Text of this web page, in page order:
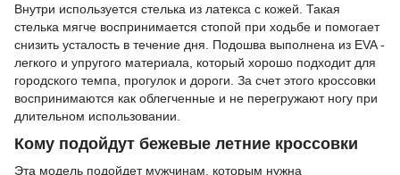
Внутри используется стелька из латекса с кожей. Такая
стелька мягче воспринимается стопой при ходьбе и помогает
снизить усталость в течение дня. Подошва выполнена из EVA -
легкого и упругого материала, который хорошо подходит для
городского темпа, прогулок и дороги. За счет этого кроссовки
воспринимаются как облегченные и не перегружают ногу при
длительном использовании.
Кому подойдут бежевые летние кроссовки
Эта модель подойдет мужчинам, которым нужна